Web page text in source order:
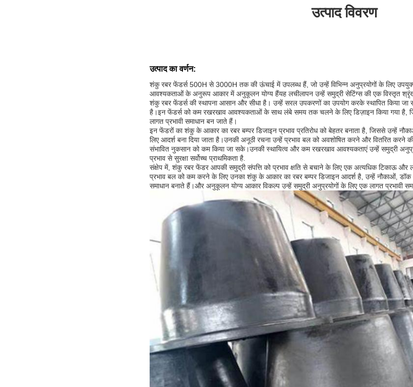
उत्पाद विवरण
उत्पाद का वर्णन:
शंकु रबर फेंडर्स 500H से 3000H तक की ऊंचाई में उपलब्ध हैं, जो उन्हें विभिन्न अनुप्रयोगों के लिए
आवश्यकताओं के अनुरूप आकार में अनुकूलन योग्य हैंयह लचीलापन उन्हें समुद्री सेटिंग्स की एक विस्तृत
शंकु रबर फेंडर्स की स्थापना आसान और सीधा है। उन्हें सरल उपकरणों का उपयोग करके स्थापित किया
है।इन फेंडर्स को कम रखरखाव आवश्यकताओं के साथ लंबे समय तक चलने के लिए डिज़ाइन किया गया है,
लागत प्रभावी समाधान बन जाते हैं।
इन फेंडरों का शंकु के आकार का रबर बम्पर डिजाइन प्रभाव प्रतिरोध को बेहतर बनाता है, जिससे उन्हें
लिए आदर्श बना दिया जाता है।उनकी अनूठी रचना उन्हें प्रभाव बल को अवशोषित करने और वितरित करने
संभावित नुकसान को कम किया जा सके।उनकी स्थायित्व और कम रखरखाव आवश्यकताएं उन्हें समुद्री
प्रभाव से सुरक्षा सर्वोच्च प्राथमिकता है.
संक्षेप में, शंकु रबर फेंडर आपकी समुद्री संपत्ति को प्रभाव क्षति से बचाने के लिए एक अत्यधिक टिकाऊ
प्रभाव बल को कम करने के लिए उनका शंकु के आकार का रबर बम्पर डिजाइन आदर्श है, उन्हें नौकाओं,
समाधान बनाते हैं।और अनुकूलन योग्य आकार विकल्प उन्हें समुद्री अनुप्रयोगों के लिए एक लागत प्रभावी